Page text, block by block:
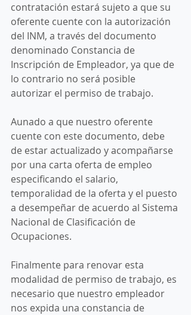
contratación estará sujeto a que su
oferente cuente con la autorización
del INM, a través del documento
denominado Constancia de
Inscripción de Empleador, ya que de
lo contrario no será posible
autorizar el permiso de trabajo.
Aunado a que nuestro oferente
cuente con este documento, debe
de estar actualizado y acompañarse
por una carta oferta de empleo
especificando el salario,
temporalidad de la oferta y el puesto
a desempeñar de acuerdo al Sistema
Nacional de Clasificación de
Ocupaciones.
Finalmente para renovar esta
modalidad de permiso de trabajo, es
necesario que nuestro empleador
nos expida una constancia de